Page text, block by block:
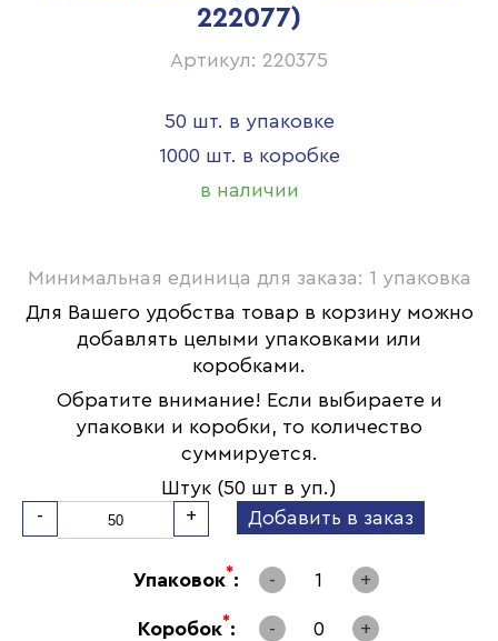
222077)
Артикул: 220375
50 шт. в упаковке
1000 шт. в коробке
в наличии
Минимальная единица для заказа: 1 упаковка
Для Вашего удобства товар в корзину можно
добавлять целыми упаковками или
коробками.
Обратите внимание! Если выбираете и
упаковки и коробки, то количество
суммируется.
Штук (50 шт в уп.)
-
+ Добавить в заказ
Упаковок*: - 1 +
Коробок*: - 0 +